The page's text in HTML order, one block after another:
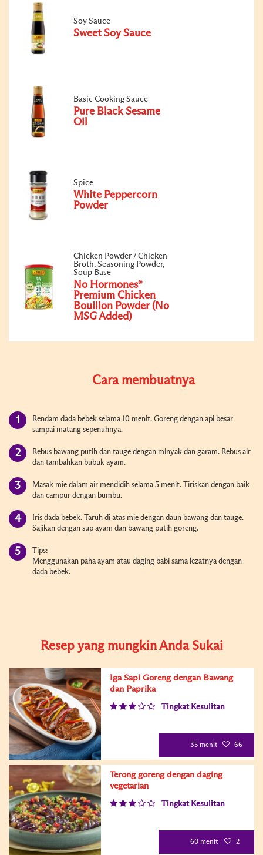
Soy Sauce
Sweet Soy Sauce
Basic Cooking Sauce
Pure Black Sesame
Oil
Spice
White Peppercorn
Powder
Chicken Powder / Chicken
Broth, Seasoning Powder,
Soup Base
No Hormones*
Premium Chicken
Bouillon Powder (No
MSG Added)
Cara membuatnya
Rendam dada bebek selama 10 menit. Goreng dengan api besar
sampai matang sepenuhnya.
Rebus bawang putih dan tauge dengan minyak dan garam. Rebus air
dan tambahkan bubuk ayam.
Masak mie dalam air mendidih selama 5 menit. Tiriskan dengan baik
dan campur dengan bumbu.
Iris dada bebek. Taruh di atas mie dengan daun bawang dan tauge.
Sajikan dengan sup ayam dan bawang putih goreng.
Tips:
Menggunakan paha ayam atau daging babi sama lezatnya dengan
dada bebek.
Resep yang mungkin Anda Sukai
Iga Sapi Goreng dengan Bawang
dan Paprika
Tingkat Kesulitan
35 menit 66
Terong goreng dengan daging
vegetarian
Tingkat Kesulitan
60 menit 2